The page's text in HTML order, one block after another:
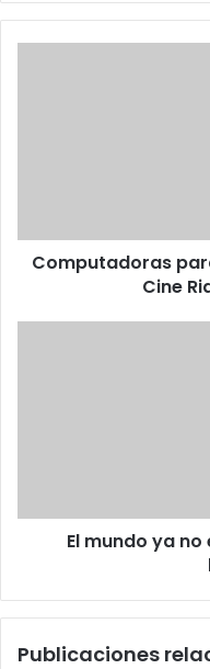
Caracas
Computadoras
Cine
humano
El mundo ya
Publicaciones